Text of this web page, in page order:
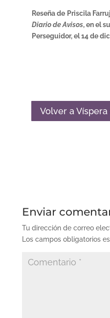
Reseña de Priscila
Diario de Avisos, en el
Perseguidor, el 14 de
Volver a
Enviar
Tu dirección de correo
Los campos obligatorios